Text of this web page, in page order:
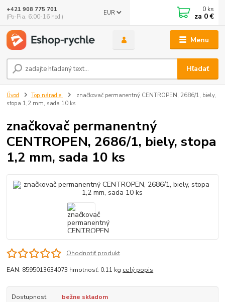
Menu
EUR
Hľadať
+421 908 775 701
(Po-Pia, 6:00-16 hod.)
0 ks
za 0 €
Úvod Top náradie
značkovač permanentný CENTROPEN, 2686/1, biely,
stopa 1,2 mm, sada 10 ks
značkovač permanentný
CENTROPEN, 2686/1, biely, stopa
1,2 mm, sada 10 ks
Ohodnotiť produkt
EAN: 8595013634073 hmotnosť: 0.11 kg celý popis
Dostupnosť bežne skladom